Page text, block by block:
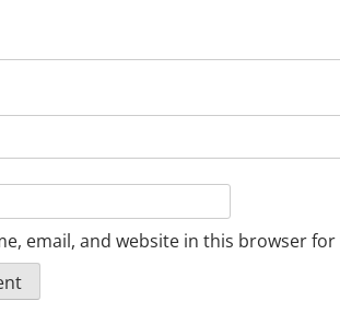
email, and website in this browser